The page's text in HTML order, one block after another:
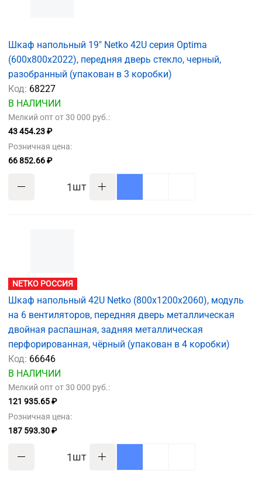
Шкаф напольный 19" Netko 42U серия Optima
(600х800х2022), передняя дверь стекло, черный,
разобранный (упакован в 3 коробки)
Код: 68227
В НАЛИЧИИ
Мелкий опт от 30 000 руб.:
43 454.23 ₽
Розничная цена:
66 852.66 ₽
шт
NETKO РОССИЯ
Шкаф напольный 42U Netko (800х1200х2060), модуль
на 6 вентиляторов, передняя дверь металлическая
двойная распашная, задняя металлическая
перфорированная, чёрный (упакован в 4 коробки)
Код: 66646
В НАЛИЧИИ
Мелкий опт от 30 000 руб.:
121 935.65 ₽
Розничная цена:
187 593.30 ₽
шт